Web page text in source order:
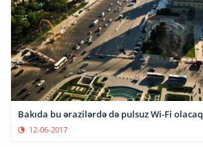
Bakıda bu ərazilərdə də pulsuz Wi-Fi olacaq
12-06-2017